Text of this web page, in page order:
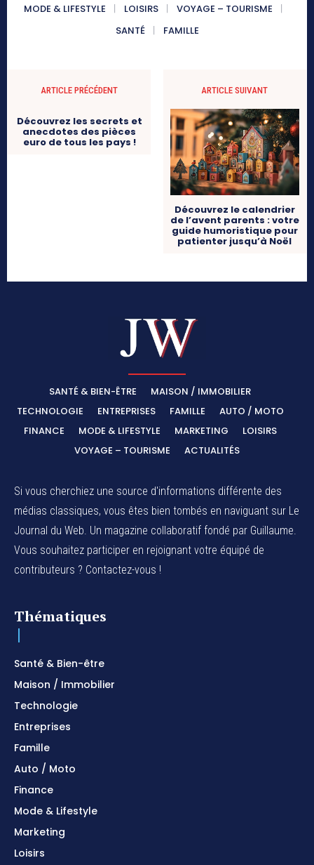
MODE & LIFESTYLE
LOISIRS
VOYAGE – TOURISME
SANTÉ
FAMILLE
ARTICLE PRÉCÉDENT
Découvrez les secrets et
anecdotes des pièces
euro de tous les pays !
ARTICLE SUIVANT
Découvrez le calendrier
de l’avent parents : votre
guide humoristique pour
patienter jusqu’à Noël
SANTÉ & BIEN-ÊTRE
MAISON / IMMOBILIER
TECHNOLOGIE
ENTREPRISES FAMILLE
AUTO / MOTO
FINANCE
MODE & LIFESTYLE MARKETING
LOISIRS
VOYAGE – TOURISME
ACTUALITÉS
Si vous cherchiez une source d'informations différente des
médias classiques, vous êtes bien tombés en naviguant sur Le
Journal du Web. Un magazine collaboratif fondé par Guillaume.
Vous souhaitez participer en rejoignant votre équipé de
contributeurs ? Contactez-vous !
Thématiques
Santé & Bien-être
Maison / Immobilier
Technologie
Entreprises
Famille
Auto / Moto
Finance
Mode & Lifestyle
Marketing
Loisirs